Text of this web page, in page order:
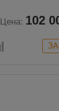
Цена: 102